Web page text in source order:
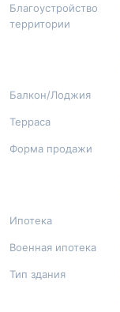
Благоустройство
территории
Балкон/Лоджия
Терраса
Форма продажи
Ипотека
Военная ипотека
Тип здания